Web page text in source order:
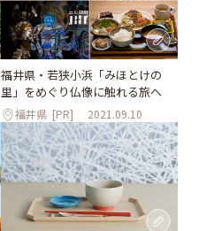
福井県・若狭小浜「みほとけの
里」をめぐり仏像に触れる旅へ
福井県 [PR] 2021.09.10